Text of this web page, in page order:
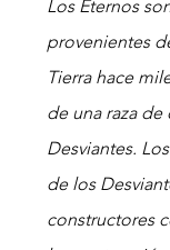
Los Eternos
provenientes
Tierra hace
de una raza
Desviantes.
de los
constructores